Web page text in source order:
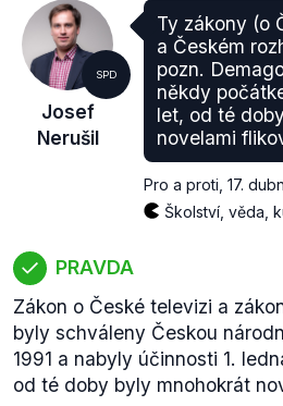
SPD
Josef
Nerušil
Ty zákony (o
a Českém
pozn.
někdy
let, od té
novelami
Pro a proti 17.
Školství, věda,
PRAVDA
Zákon o České televizi a
byly schváleny Českou
1991 a nabyly účinnosti 1.
od té doby byly mnohokrát